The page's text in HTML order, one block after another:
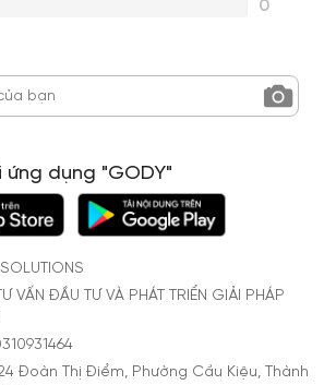
0
ứng dụng "GODY"
VẤN ĐẦU TƯ VÀ PHÁT TRIỂN GIẢI PHÁP
Đoàn Thị Điểm, Phường Cầu Kiệu, Thành